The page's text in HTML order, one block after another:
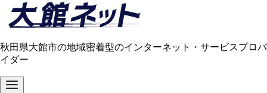
秋田県大館市の地域密着型のインターネット・サービスプロバ
イダー